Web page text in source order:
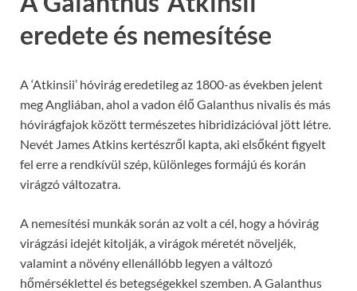
eredete és nemesítése
A ‘Atkinsii’ hóvirág eredetileg az 1800-as években jelent
meg Angliában, ahol a vadon élő Galanthus nivalis és más
hóvirágfajok között természetes hibridizációval jött létre.
Nevét James Atkins kertészről kapta, aki elsőként figyelt
fel erre a rendkívül szép, különleges formájú és korán
virágzó változatra.
A nemesítési munkák során az volt a cél, hogy a hóvirág
virágzási idejét kitolják, a virágok méretét növeljék,
valamint a növény ellenállóbb legyen a változó
hőmérséklettel és betegségekkel szemben. A Galanthus